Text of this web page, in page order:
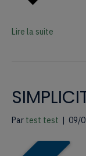
Lire la suite
Par test test | 09/